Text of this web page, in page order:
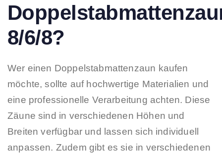
8/6/8?
Wer einen Doppelstabmattenzaun kaufen
möchte, sollte auf hochwertige Materialien und
eine professionelle Verarbeitung achten. Diese
Zäune sind in verschiedenen Höhen und
Breiten verfügbar und lassen sich individuell
anpassen. Zudem gibt es sie in verschiedenen